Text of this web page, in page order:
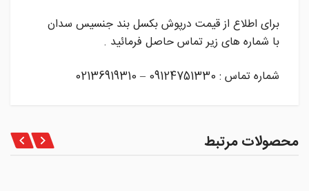
برای اطلاع از قیمت درپوش بکسل بند جنسیس سدان
با شماره های زیر تماس حاصل فرمائید .
شماره تماس : 09124751330 – 02136919310
محصولات مرتبط